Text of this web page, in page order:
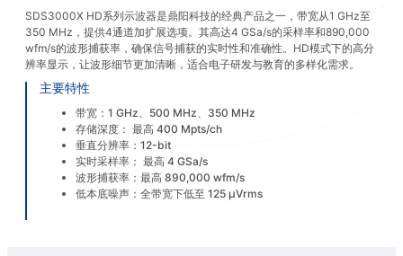
SDS3000X HD系列示波器是鼎阳科技的经典产品之一，带宽从1 GHz至
350 MHz，提供4通道加扩展选项。其高达4 GSa/s的采样率和890,000
wfm/s的波形捕获率，确保信号捕获的实时性和准确性。HD模式下的高分
辨率显示，让波形细节更加清晰，适合电子研发与教育的多样化需求。
主要特性
带宽：1 GHz、500 MHz、350 MHz
存储深度： 最高 400 Mpts/ch
垂直分辨率：12-bit
实时采样率： 最高 4 GSa/s
波形捕获率：最高 890,000 wfm/s
低本底噪声：全带宽下低至 125 μVrms